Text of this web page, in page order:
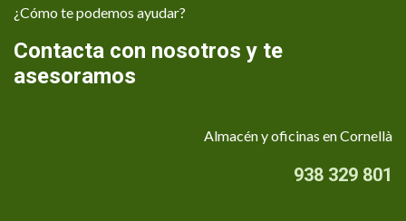
¿Cómo te podemos ayudar?
Contacta con nosotros y te
asesoramos
Almacén y oficinas en Cornellà
938 329 801